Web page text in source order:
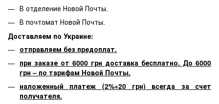
В отделение Новой Почты.
В почтомат Новой Почты.
Доставляем по Украине:
отправляем без предоплат.
при заказе от 6000 грн доставка бесплатно. До 6000
грн – по тарифам Новой Почты.
наложенный платеж (2%+20 грн) всегда за счет
получателя.